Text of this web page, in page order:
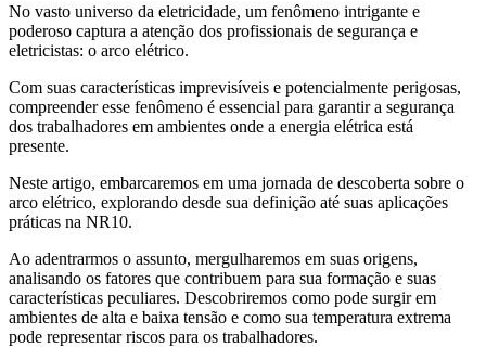
No vasto universo da eletricidade, um fenômeno intrigante e
poderoso captura a atenção dos profissionais de segurança e
eletricistas: o arco elétrico.
Com suas características imprevisíveis e potencialmente perigosas,
compreender esse fenômeno é essencial para garantir a segurança
dos trabalhadores em ambientes onde a energia elétrica está
presente.
Neste artigo, embarcaremos em uma jornada de descoberta sobre o
arco elétrico, explorando desde sua definição até suas aplicações
práticas na NR10.
Ao adentrarmos o assunto, mergulharemos em suas origens,
analisando os fatores que contribuem para sua formação e suas
características peculiares. Descobriremos como pode surgir em
ambientes de alta e baixa tensão e como sua temperatura extrema
pode representar riscos para os trabalhadores.